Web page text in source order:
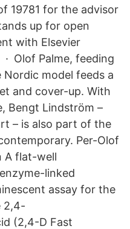
19781 for the advisor
up for open
with Elsevier
Olof Palme, feeding
model feeds a
and cover-up. With
Bengt Lindström –
– is also part of the
Per-Olof
A flat-well
linked
assay for the
2,4-
(2,4-D Fast